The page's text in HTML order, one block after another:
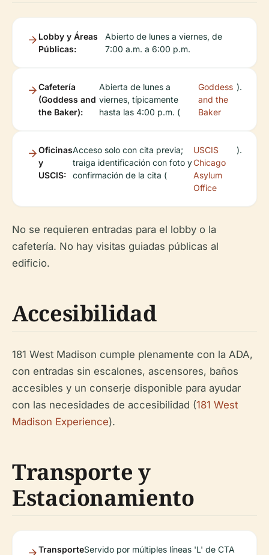
Lobby y Áreas
Públicas:
Abierto de lunes a viernes, de
7:00 a.m. a 6:00 p.m.
Cafetería
(Goddess and
the Baker):
Abierta de lunes a
viernes, típicamente
hasta las 4:00 p.m. (
Goddess
and the
Baker
).
Oficinas
y
USCIS:
Acceso solo con cita previa;
traiga identificación con foto y
confirmación de la cita (
USCIS
Chicago
Asylum
Office
).
No se requieren entradas para el lobby o la
cafetería. No hay visitas guiadas públicas al
edificio.
Accesibilidad
181 West Madison cumple plenamente con la ADA,
con entradas sin escalones, ascensores, baños
accesibles y un conserje disponible para ayudar
con las necesidades de accesibilidad (181 West
Madison Experience).
Transporte y
Estacionamiento
TransporteServido por múltiples líneas 'L' de CTA